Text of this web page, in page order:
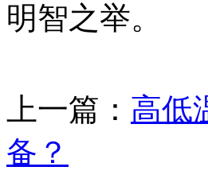
明智之举。
上一篇： 高低
备？